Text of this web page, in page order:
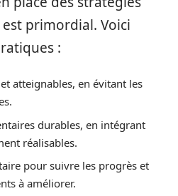
primordial. Voici
:
atteignables, en évitant les
durables, en intégrant
réalisables.
pour suivre les progrès et
à améliorer.